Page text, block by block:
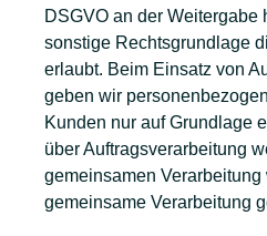
DSGVO an der Weitergabe
sonstige Rechtsgrundlage
erlaubt. Beim Einsatz von
geben wir
Kunden nur auf Grundlage
über Auftragsverarbeitung
gemeinsamen
gemeinsame Verarbeitung